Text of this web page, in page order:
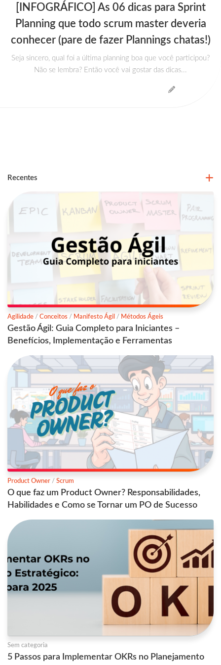
[INFOGRÁFICO] As 06 dicas para Sprint
Planning que todo scrum master deveria
conhecer (pare de fazer Plannings chatas!)
Seja sincero, qual foi a última planning boa que você participou?
Não se lembra? Então você vai gostar das dicas...
Recentes
Agilidade / Conceitos / Manifesto Ágil / Métodos Ágeis
Gestão Ágil: Guia Completo para Iniciantes –
Benefícios, Implementação e Ferramentas
Product Owner / Scrum
O que faz um Product Owner? Responsabilidades,
Habilidades e Como se Tornar um PO de Sucesso
Sem categoria
5 Passos para Implementar OKRs no Planejamento